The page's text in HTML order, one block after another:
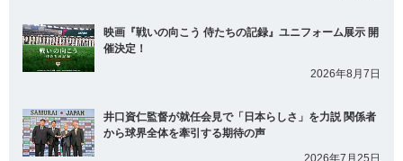
映画『戦いの向こう 侍たちの記録』ユニフォーム展示 開
催決定！
2026年8月7日
井口資仁監督が就任会見で「日本らしさ」を力説 関係者
から球界全体を牽引する期待の声
2026年7月25日